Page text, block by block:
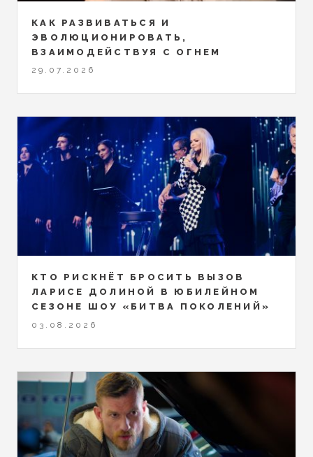
КАК РАЗВИВАТЬСЯ И
ЭВОЛЮЦИОНИРОВАТЬ,
ВЗАИМОДЕЙСТВУЯ С ОГНЕМ
29.07.2026
КТО РИСКНЁТ БРОСИТЬ ВЫЗОВ
ЛАРИСЕ ДОЛИНОЙ В ЮБИЛЕЙНОМ
СЕЗОНЕ ШОУ «БИТВА ПОКОЛЕНИЙ»
03.08.2026